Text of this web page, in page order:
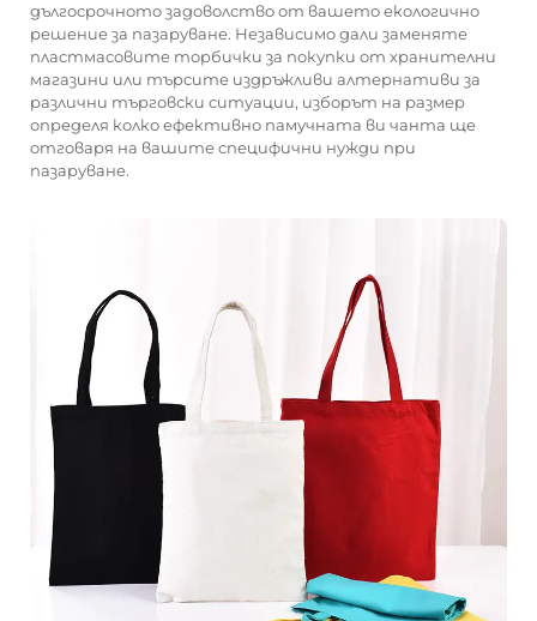
дългосрочното задоволство от вашето екологично
решение за пазаруване. Независимо дали заменяте
пластмасовите торбички за покупки от хранителни
магазини или търсите издръжливи алтернативи за
различни търговски ситуации, изборът на размер
определя колко ефективно памучната ви чанта ще
отговаря на вашите специфични нужди при
пазаруване.